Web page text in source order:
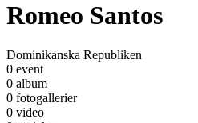
Romeo Santos
Dominikanska Republiken
0 event
0 album
0 fotogallerier
0 video